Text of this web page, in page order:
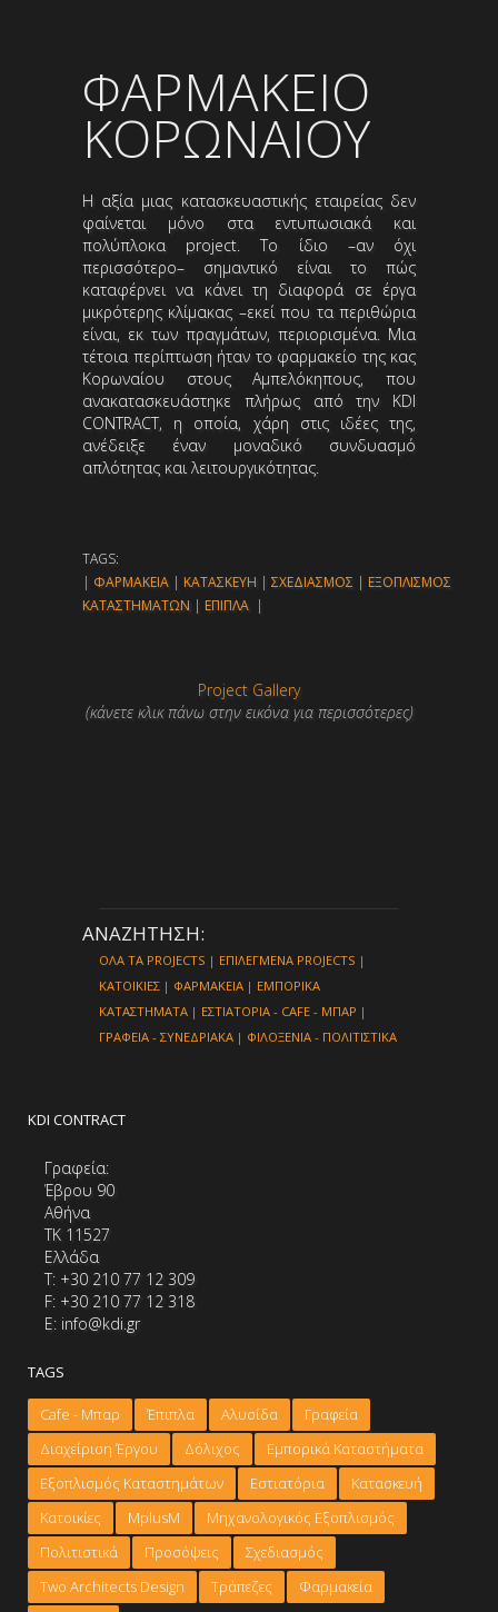
ΦΑΡΜΑΚΕΙΟ
ΚΟΡΩΝΑΙΟΥ
Η αξία μιας κατασκευαστικής εταιρείας δεν
φαίνεται μόνο στα εντυπωσιακά και
πολύπλοκα project. Το ίδιο –αν όχι
περισσότερο– σημαντικό είναι το πώς
καταφέρνει να κάνει τη διαφορά σε έργα
μικρότερης κλίμακας –εκεί που τα περιθώρια
είναι, εκ των πραγμάτων, περιορισμένα. Μια
τέτοια περίπτωση ήταν το φαρμακείο της κας
Κορωναίου στους Αμπελόκηπους, που
ανακατασκευάστηκε πλήρως από την KDI
CONTRACT, η οποία, χάρη στις ιδέες της,
ανέδειξε έναν μοναδικό συνδυασμό
απλότητας και λειτουργικότητας.
TAGS:
| ΦΑΡΜΑΚΕΙΑ | ΚΑΤΑΣΚΕΥΗ | ΣΧΕΔΙΑΣΜΟΣ | ΕΞΟΠΛΙΣΜΟΣ
ΚΑΤΑΣΤΗΜΑΤΩΝ | ΕΠΙΠΛΑ |
Project Gallery
(κάνετε κλικ πάνω στην εικόνα για περισσότερες)
ΑΝΑΖΗΤΗΣΗ:
ΟΛΑ ΤΑ PROJECTS | ΕΠΙΛΕΓΜΕΝΑ PROJECTS |
ΚΑΤΟΙΚΙΕΣ | ΦΑΡΜΑΚΕΙΑ | ΕΜΠΟΡΙΚΑ
ΚΑΤΑΣΤΗΜΑΤΑ | ΕΣΤΙΑΤΟΡΙΑ - CAFE - ΜΠΑΡ |
ΓΡΑΦΕΙΑ - ΣΥΝΕΔΡΙΑΚΑ | ΦΙΛΟΞΕΝΙΑ - ΠΟΛΙΤΙΣΤΙΚΑ
KDI CONTRACT
Γραφεία:
Έβρου 90
Αθήνα
ΤΚ 11527
Ελλάδα
Τ: +30 210 77 12 309
F: +30 210 77 12 318
E: info@kdi.gr
TAGS
Cafe - Μπαρ Έπιπλα Αλυσίδα
Γραφεία
Διαχείριση Έργου
Δόλιχος
Εμπορικά Καταστήματα
Εξοπλισμός Καταστημάτων
Εστιατόρια
Κατασκευή
Κατοικίες
ΜplusM
Μηχανολογικός Εξοπλισμός
Πολιτιστικά
Προσόψεις
Σχεδιασμός
Τwo Architects Design
Τράπεζες
Φαρμακεία